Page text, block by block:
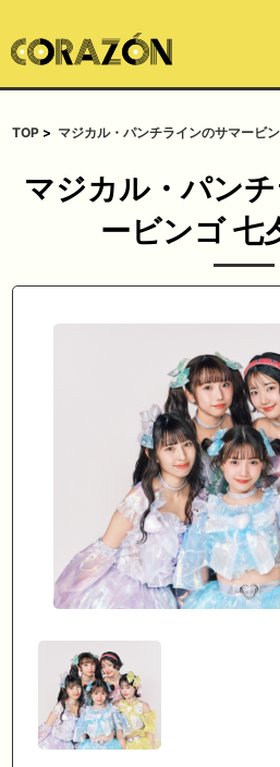
TOP マジカル・パンチラインのサマービ
マジカル・パン
ービンゴ 七